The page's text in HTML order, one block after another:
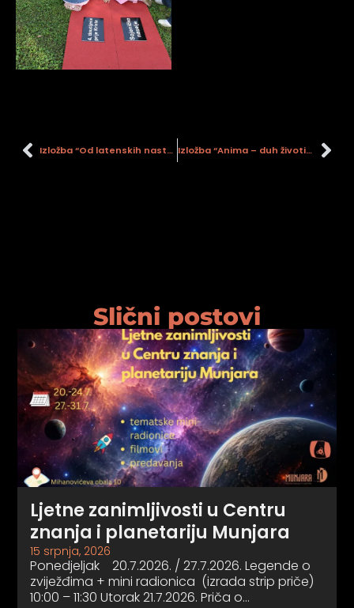
Izložba “Od latenskih nastambi do suvremenog Arhiva” Izložba “Anima – duh životinje”
Slični postovi
Ljetne zanimljivosti u Centru
znanja i planetariju Munjara
15 srpnja, 2026
Ponedjeljak 20.7.2026. / 27.7.2026. Legende o
zviježđima + mini radionica (izrada strip priče)
10:00 – 11:30 Utorak 21.7.2026. Priča o…